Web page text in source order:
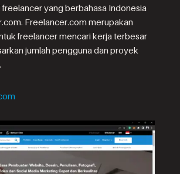
yang berbahasa Indonesia
Freelancer.com merupakan
freelancer mencari kerja terbesar
jumlah pengguna dan proyek